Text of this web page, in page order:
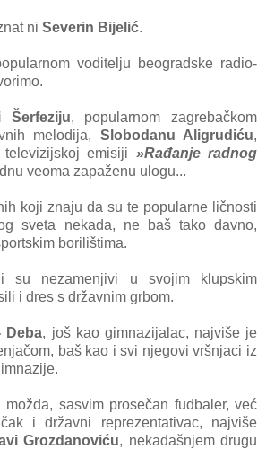
ni Severin Bijelić.
voditelju beogradske radio-
Šerfeziju, popularnom zagrebačkom
melodija, Slobodanu Aligrudiću,
emisiji »Rađanje radnog
veoma zapaženu ulogu...
koji znaju da su te popularne ličnosti
sveta nekada, ne baš tako davno,
borilištima.
su nezamenjivi u svojim klupskim
i dres s državnim grbom.
Deba, još kao gimnazijalac, najviše je
baš kao i svi njegovi vršnjaci iz
sasvim prosečan fudbaler, već
i državni reprezentativac, najviše
Grozdanoviću, nekadašnjem drugu